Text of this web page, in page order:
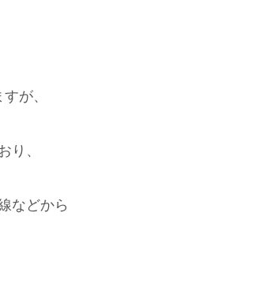
が、
り、
などから